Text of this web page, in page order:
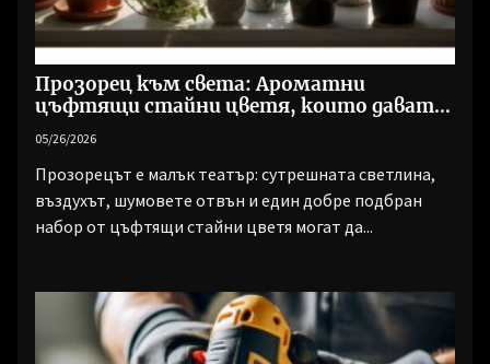
Прозорец към света: Ароматни
цъфтящи стайни цветя, които дават
05/26/2026
Прозорецът е малък театър: сутрешната светлина,
въздухът, шумовете отвън и един добре подбран
набор от цъфтящи стайни цветя могат да...